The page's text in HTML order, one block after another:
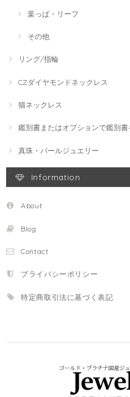
葉っぱ・リーフ
その他
リング/指輪
CZダイヤモンドネックレス
猫ネックレス
鑑別書またはオプションで鑑別書
真珠・パールジュエリー
Information
About
Blog
Contact
プライバシーポリシー
特定商取引法に基づく表記